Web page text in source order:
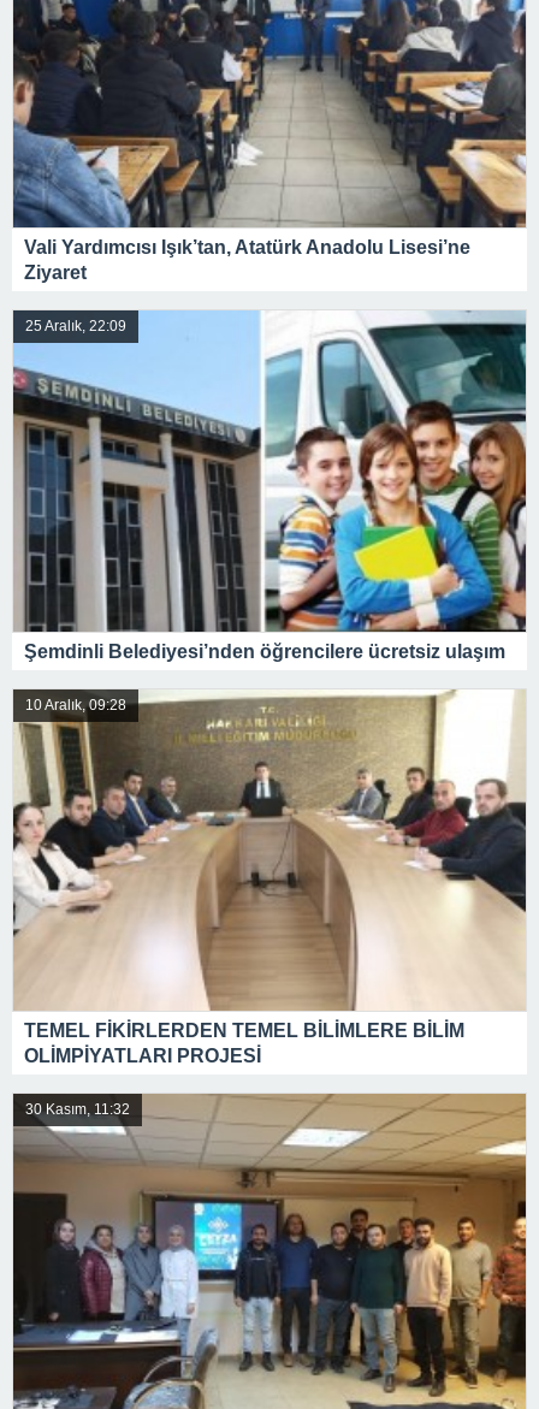
Vali Yardımcısı Işık’tan, Atatürk Anadolu Lisesi’ne
Ziyaret
25 Aralık, 22:09
Şemdinli Belediyesi’nden öğrencilere ücretsiz ulaşım
10 Aralık, 09:28
TEMEL FİKİRLERDEN TEMEL BİLİMLERE BİLİM
OLİMPİYATLARI PROJESİ
30 Kasım, 11:32